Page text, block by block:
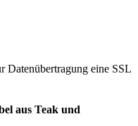
Datenübertragung eine SSL
aus Teak und